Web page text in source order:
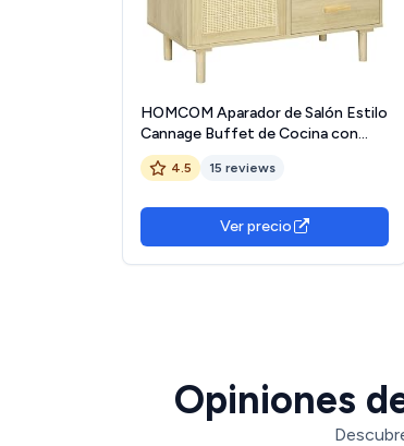
HOMCOM Aparador de Salón Estilo
Cannage Buffet de Cocina con
Puerta de Ratán 4 Cajones y Patas
de Madera de Pino para Pasillo
4.5 15 reviews
Ver precio
Opiniones